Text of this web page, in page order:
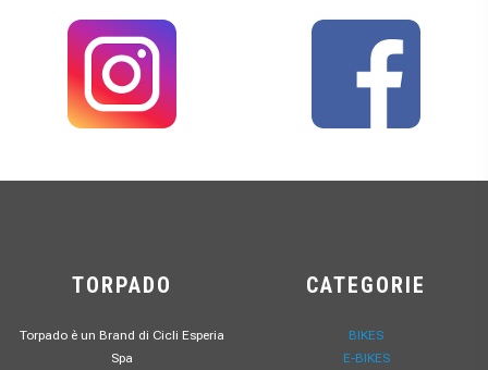
TORPADO
Torpado è un Brand di Cicli Esperia
Spa
CATEGORIE
BIKES
E-BIKES